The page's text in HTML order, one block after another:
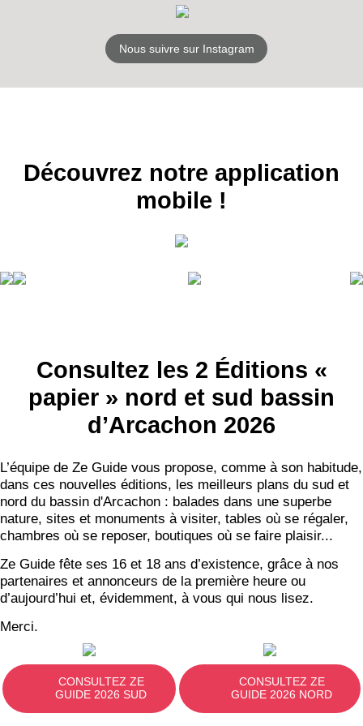
Nous suivre sur Instagram
Découvrez notre application
mobile !
Consultez les 2 Éditions «
papier » nord et sud bassin
d’Arcachon 2026
L’équipe de Ze Guide vous propose, comme à son habitude,
dans ces nouvelles éditions, les meilleurs plans du sud et
nord du bassin d'Arcachon : balades dans une superbe
nature, sites et monuments à visiter, tables où se régaler,
chambres où se reposer, boutiques où se faire plaisir...
Ze Guide fête ses 16 et 18 ans d’existence, grâce à nos
partenaires et annonceurs de la première heure ou
d’aujourd’hui et, évidemment, à vous qui nous lisez.
Merci.
CONSULTEZ ZE
GUIDE 2026 SUD
CONSULTEZ ZE
GUIDE 2026 NORD